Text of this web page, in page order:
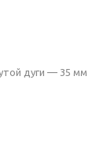
дуги — 35 мм